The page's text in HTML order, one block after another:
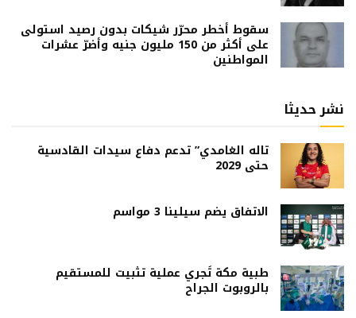
سقوط أخطر محرّر شيكات بدون رصيد استولى
على أكثر من 150 مليون جنيه وأضرّ عشرات
المواطنين
نشر حديثا
تاله الغامدي” تدعم دفاع سيدات القادسية
حتى 2029
الاتفاق يضم سيلينا 3 مواسم
طبية مكة تُجري عملية تثبيت للمستقيم
بالروبوت الجراح